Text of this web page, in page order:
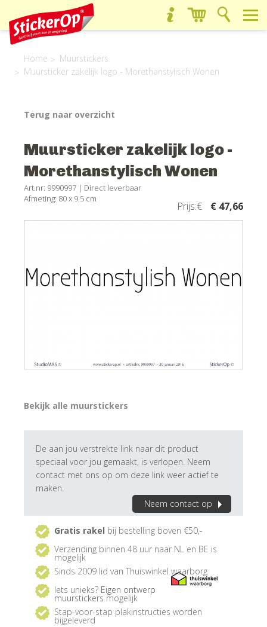
Home
Muurstickers
Muursticker zakelijk logo - Morethanstylisch Wonen
Terug naar overzicht
Muursticker zakelijk logo -
Morethanstylisch Wonen
Art.nr: 9990997 | Direct leverbaar
Afmeting: 80 x 9.5 cm
Prijs:€ € 47,66
Bekijk alle muurstickers
De aan jou verstrekte link naar dit product
speciaal voor jou gemaakt, is verlopen. Neem
contact met ons op om deze link weer actief te
maken.
Neem contact op
Gratis rakel bij bestelling boven €50,-
Verzending binnen 48 uur naar NL en BE is
mogelijk
Sinds 2009 lid van Thuiswinkel waarborg
Iets unieks? Eigen ontwerp
muurstickers mogelijk
Stap-voor-stap plakinstructies worden
bijgeleverd